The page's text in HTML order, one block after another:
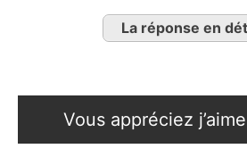
La réponse en
Vous appréciez